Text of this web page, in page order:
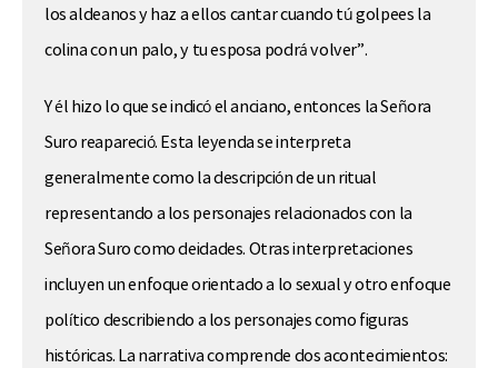
los aldeanos y haz a ellos cantar cuando tú golpees la
colina con un palo, y tu esposa podrá volver”.
Y él hizo lo que se indicó el anciano, entonces la Señora
Suro reapareció. Esta leyenda se interpreta
generalmente como la descripción de un ritual
representando a los personajes relacionados con la
Señora Suro como deidades. Otras interpretaciones
incluyen un enfoque orientado a lo sexual y otro enfoque
político describiendo a los personajes como figuras
históricas. La narrativa comprende dos acontecimientos: